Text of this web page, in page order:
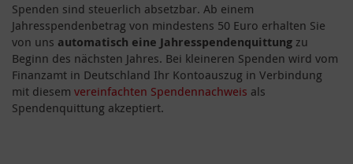
Spenden sind steuerlich absetzbar. Ab einem
Jahresspendenbetrag von mindestens 50 Euro erhalten Sie
von uns automatisch eine Jahresspendenquittung zu
Beginn des nächsten Jahres. Bei kleineren Spenden wird vom
Finanzamt in Deutschland Ihr Kontoauszug in Verbindung
mit diesem vereinfachten Spendennachweis als
Spendenquittung akzeptiert.